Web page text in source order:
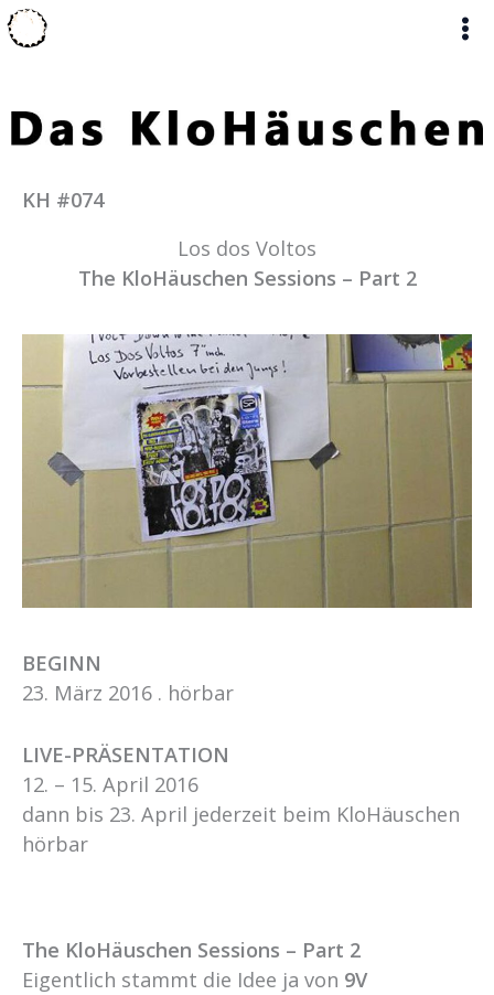
Zum
Inhalt
KH #074
Los dos Voltos
The KloHäuschen Sessions – Part 2
BEGINN
23. März 2016 . hörbar
LIVE-PRÄSENTATION
12. – 15. April 2016
dann bis 23. April jederzeit beim KloHäuschen
hörbar
The KloHäuschen Sessions – Part 2
Eigentlich stammt die Idee ja von 9V